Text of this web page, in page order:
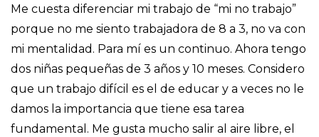
Me cuesta diferenciar mi trabajo de “mi no trabajo”
porque no me siento trabajadora de 8 a 3, no va con
mi mentalidad. Para mí es un continuo. Ahora tengo
dos niñas pequeñas de 3 años y 10 meses. Considero
que un trabajo difícil es el de educar y a veces no le
damos la importancia que tiene esa tarea
fundamental. Me gusta mucho salir al aire libre, el